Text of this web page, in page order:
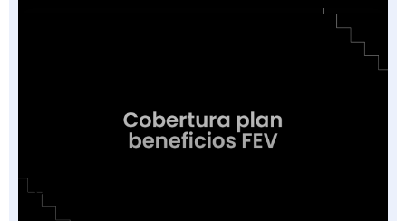
Cobertura o Plan de Beneficios en la Factura